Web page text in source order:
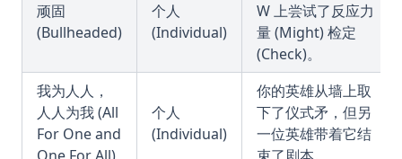
顽固
(Bullheaded)
个人
(Individual)
W 上尝试了反应力
量 (Might) 检定
(Check)。
我为人人，
人人为我 (All
For One and
个人
(Individual)
你的英雄从墙上取
下了仪式矛，但另
一位英雄带着它结